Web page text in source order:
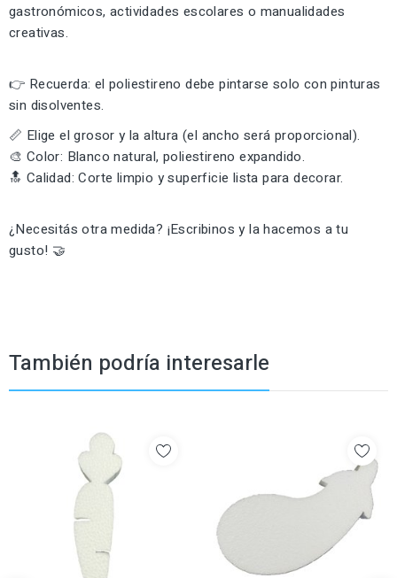
gastronómicos, actividades escolares o manualidades
creativas.
👉 Recuerda: el poliestireno debe pintarse solo con pinturas
sin disolventes.
📏 Elige el grosor y la altura (el ancho será proporcional).
🎨 Color: Blanco natural, poliestireno expandido.
🔝 Calidad: Corte limpio y superficie lista para decorar.
¿Necesitás otra medida? ¡Escribinos y la hacemos a tu
gusto! 🤝
También podría interesarle